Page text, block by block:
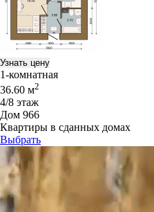
Узнать цену
1-комнатная
36.60 м2
4/8 этаж
Дом 966
Квартиры в сданных домах
Выбрать